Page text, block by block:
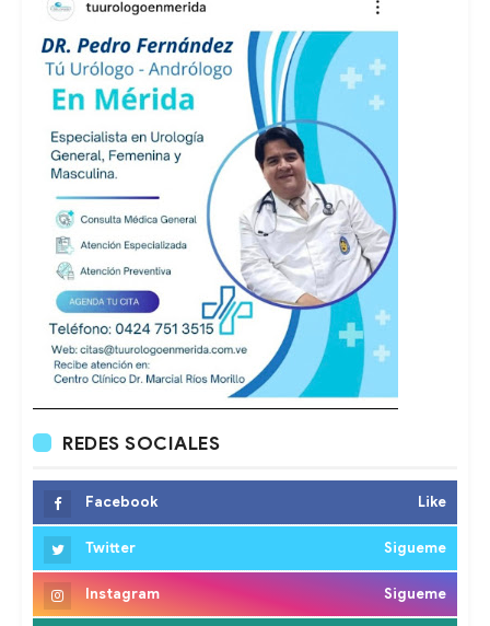
REDES SOCIALES
Facebook Like
Twitter Sigueme
Instagram Sigueme